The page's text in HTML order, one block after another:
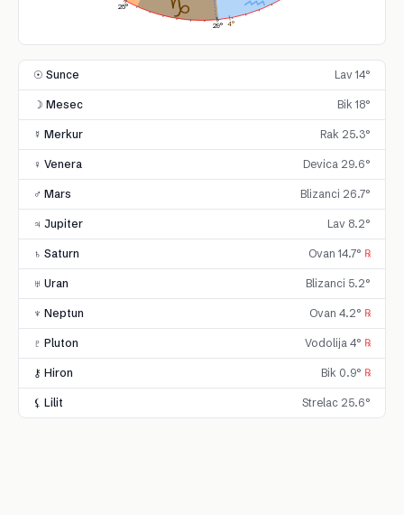
4°
29°
25°
☉ Sunce Lav 14°
☽ Mesec Bik 18°
☿ Merkur Rak 25.3°
♀ Venera Devica 29.6°
♂ Mars Blizanci 26.7°
♃ Jupiter Lav 8.2°
♄ Saturn Ovan 14.7° ℞
♅ Uran Blizanci 5.2°
♆ Neptun Ovan 4.2° ℞
♇ Pluton Vodolija 4° ℞
⚷ Hiron Bik 0.9° ℞
⚸ Lilit Strelac 25.6°